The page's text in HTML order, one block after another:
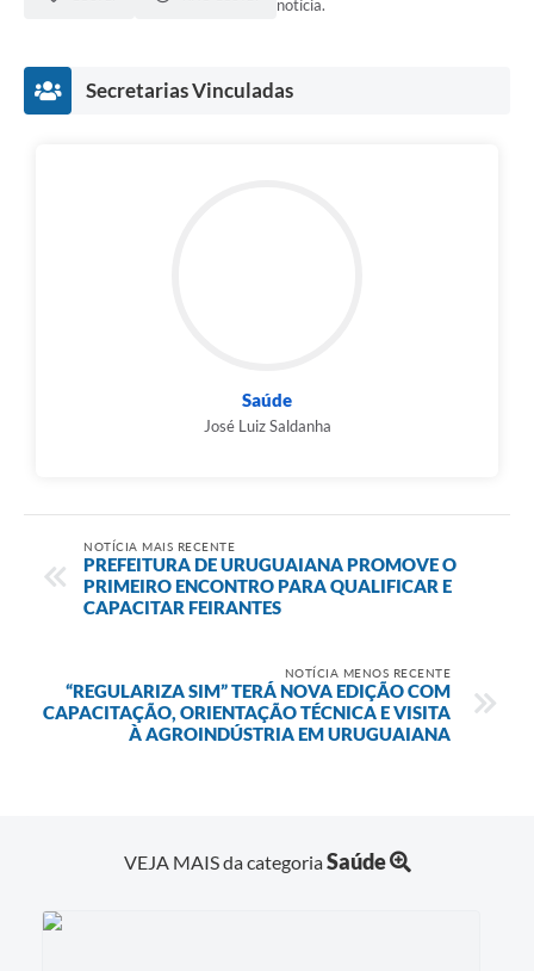
notícia.
Secretarias Vinculadas
Saúde
José Luiz Saldanha
NOTÍCIA MAIS RECENTE
PREFEITURA DE URUGUAIANA PROMOVE O
PRIMEIRO ENCONTRO PARA QUALIFICAR E
CAPACITAR FEIRANTES
NOTÍCIA MENOS RECENTE
“REGULARIZA SIM” TERÁ NOVA EDIÇÃO COM
CAPACITAÇÃO, ORIENTAÇÃO TÉCNICA E VISITA
À AGROINDÚSTRIA EM URUGUAIANA
VEJA MAIS da categoriaSaúde